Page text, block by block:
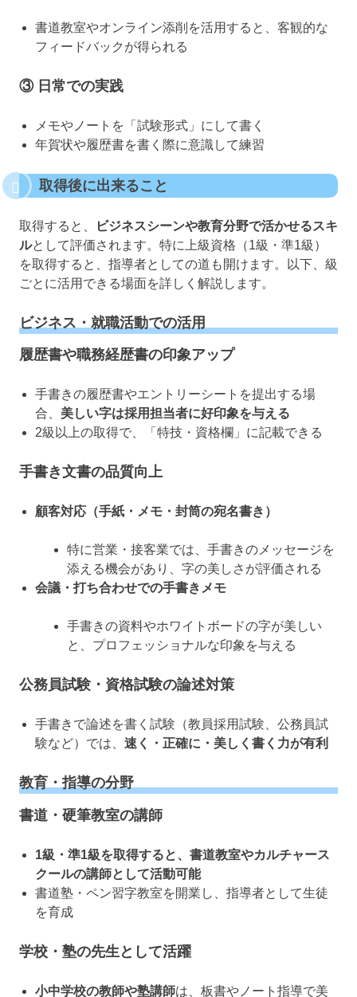
書道教室やオンライン添削を活用すると、客観的な
フィードバックが得られる
③ 日常での実践
メモやノートを「試験形式」にして書く
年賀状や履歴書を書く際に意識して練習
取得後に出来ること
取得すると、
ビジネスシーンや教育分野で活かせるスキ
ルとして評価されます。特に上級資格（1級・準1級）
を取得すると、指導者としての道も開けます。以下、級
ごとに活用できる場面を詳しく解説します。
ビジネス・就職活動での活用
履歴書や職務経歴書の印象アップ
手書きの履歴書やエントリーシートを提出する場
合、 美しい字は採用担当者に好印象を与える
2級以上の取得で、「特技・資格欄」に記載できる
手書き文書の品質向上
顧客対応（手紙・メモ・封筒の宛名書き）
特に営業・接客業では、手書きのメッセージを
添える機会があり、字の美しさが評価される
会議・打ち合わせでの手書きメモ
手書きの資料やホワイトボードの字が美しい
と、プロフェッショナルな印象を与える
公務員試験・資格試験の論述対策
手書きで論述を書く試験（教員採用試験、公務員試
験など）では、 速く・正確に・美しく書く力が有利
教育・指導の分野
書道・硬筆教室の講師
1級・準1級を取得すると、書道教室やカルチャース
クールの講師として活動可能
書道塾・ペン習字教室を開業し、指導者として生徒
を育成
学校・塾の先生として活躍
小中学校の教師や塾講師は、板書やノート指導で美